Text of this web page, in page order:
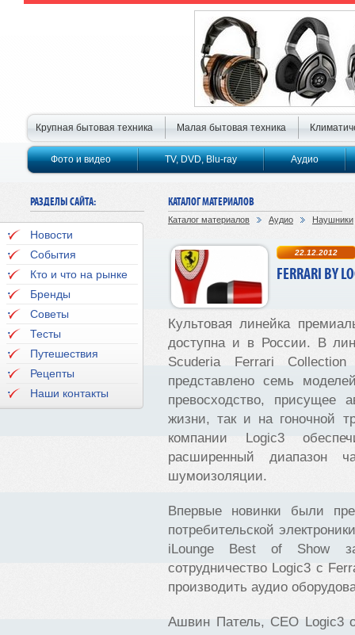
РАЗДЕЛЫ САЙТА:
Новости
События
Кто и что на рынке
Бренды
Советы
Тесты
Путешествия
Рецепты
Наши контакты
КАТАЛОГ МАТЕРИАЛОВ
Каталог материалов Аудио Наушники
22.12.2012
FERRARI
Культовая линейка
доступна и в России. В
Scuderia Ferrari
представлено семь
превосходство, присущее
жизни, так и на гоночной
компании Logic3
расширенный диапазон
шумоизоляции.
Впервые новинки были
потребительской
iLounge Best of Show за
сотрудничество Logic3 с
производить аудио
Ашвин Патель, CEO Logic3
Крупная бытовая техника Малая бытовая техника
Фото и видео TV, DVD, Blu-ray Аудио